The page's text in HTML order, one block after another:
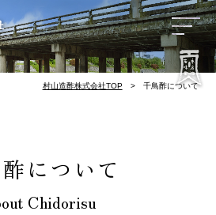
お酢づくり千鳥酢と南丹市料理屋様のレシピ酢てきなレシピ千鳥酢について
村山造酢株式会社TOP 千鳥酢について
について
Chidorisu